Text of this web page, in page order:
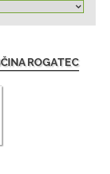
ROGATEC